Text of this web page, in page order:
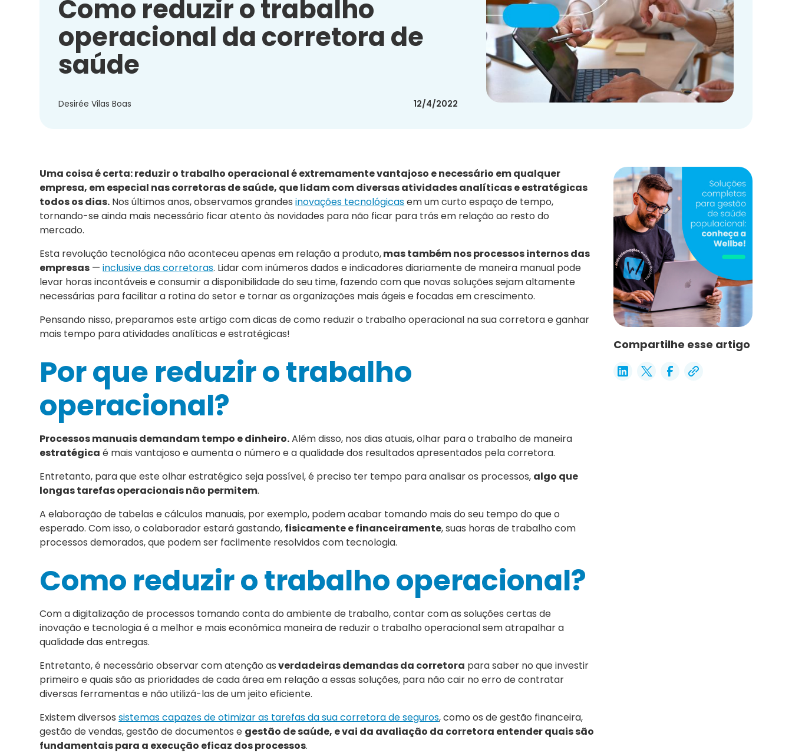
Como reduzir o trabalho
operacional da corretora de
saúde
Desirée Vilas Boas 12/4/2022
Uma coisa é certa: reduzir o trabalho operacional é extremamente vantajoso e necessário em qualquer
empresa, em especial nas corretoras de saúde, que lidam com diversas atividades analíticas e estratégicas
todos os dias. Nos últimos anos, observamos grandesinovações tecnológicasem um curto espaço de tempo,
tornando-se ainda mais necessário ficar atento às novidades para não ficar para trás em relação ao resto do
mercado.
Esta revolução tecnológica não aconteceu apenas em relação a produto,mas também nos processos internos das
empresas —inclusive das corretoras. Lidar com inúmeros dados e indicadores diariamente de maneira manual pode
levar horas incontáveis e consumir a disponibilidade do seu time, fazendo com que novas soluções sejam altamente
necessárias para facilitar a rotina do setor e tornar as organizações mais ágeis e focadas em crescimento.
Pensando nisso, preparamos este artigo com dicas de como reduzir o trabalho operacional na sua corretora e ganhar
mais tempo para atividades analíticas e estratégicas!
Por que reduzir o trabalho
operacional?
Processos manuais demandam tempo e dinheiro.Além disso, nos dias atuais, olhar para o trabalho de maneira
estratégica é mais vantajoso e aumenta o número e a qualidade dos resultados apresentados pela corretora.
Entretanto, para que este olhar estratégico seja possível, é preciso ter tempo para analisar os processos, algo que
longas tarefas operacionais não permitem.
A elaboração de tabelas e cálculos manuais, por exemplo, podem acabar tomando mais do seu tempo do que o
esperado. Com isso, o colaborador estará gastando, fisicamente e financeiramente, suas horas de trabalho com
processos demorados, que podem ser facilmente resolvidos com tecnologia.
Como reduzir o trabalho operacional?
Com a digitalização de processos tomando conta do ambiente de trabalho, contar com as soluções certas de
inovação e tecnologia é a melhor e mais econômica maneira de reduzir o trabalho operacional sem atrapalhar a
qualidade das entregas.
Entretanto, é necessário observar com atenção asverdadeiras demandas da corretora para saber no que investir
primeiro e quais são as prioridades de cada área em relação a essas soluções, para não cair no erro de contratar
diversas ferramentas e não utilizá-las de um jeito eficiente.
Existem diversossistemas capazes de otimizar as tarefas da sua corretora de seguros, como os de gestão financeira,
gestão de vendas, gestão de documentos e gestão de saúde, e vai da avaliação da corretora entender quais são
fundamentais para a execução eficaz dos processos.
Compartilhe esse artigo